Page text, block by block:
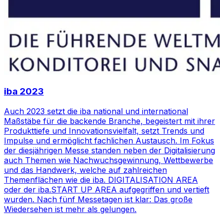
iba 2023
Auch 2023 setzt die iba national und international
Maßstäbe für die backende Branche, begeistert mit ihrer
Produkttiefe und Innovationsvielfalt, setzt Trends und
Impulse und ermöglicht fachlichen Austausch. Im Fokus
der diesjährigen Messe standen neben der Digitalisierung
auch Themen wie Nachwuchsgewinnung, Wettbewerbe
und das Handwerk, welche auf zahlreichen
Themenflächen wie die iba. DIGITALISATION AREA
oder der iba.START UP AREA aufgegriffen und vertieft
wurden. Nach fünf Messetagen ist klar: Das große
Wiedersehen ist mehr als gelungen.